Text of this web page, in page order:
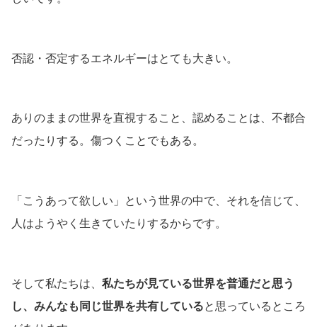
否認・否定するエネルギーはとても大きい。
ありのままの世界を直視すること、認めることは、不都合
だったりする。傷つくことでもある。
「こうあって欲しい」という世界の中で、それを信じて、
人はようやく生きていたりするからです。
そして私たちは、 私たちが見ている世界を普通だと思う
し、みんなも同じ世界を共有していると思っているところ